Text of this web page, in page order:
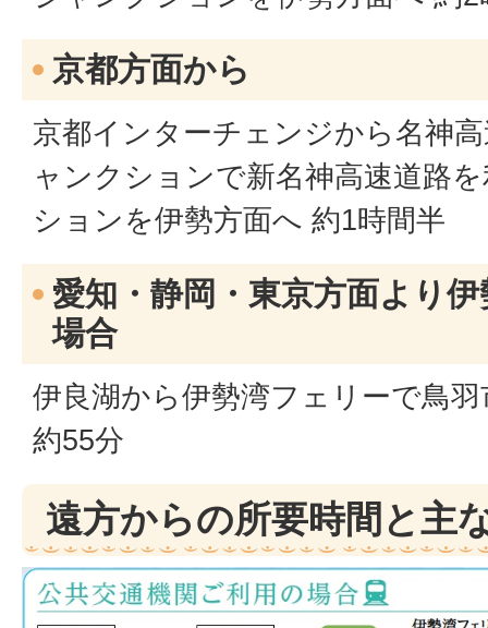
京都方面から
京都インターチェンジから名神
ャンクションで新名神高速道路
ションを伊勢方面へ 約1時間半
愛知・静岡・東京方面より
場合
伊良湖から伊勢湾フェリーで鳥
約55分
遠方からの所要時間と主